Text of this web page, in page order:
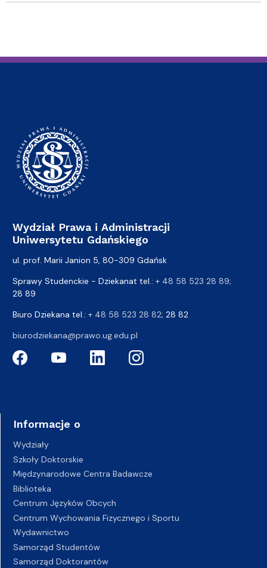
Wydział Prawa i Administracji
Uniwersytetu Gdańskiego
ul. prof. Marii Janion 5, 80-309 Gdańsk
Sprawy Studenckie - Dziekanat tel.: + 48 58 523 28 89;
28 89
Biuro Dziekana tel.: + 48 58 523 28 82; 28 82
biurodziekana@prawo.ug.edu.pl
Informacje o
Wydziały
Szkoły Doktorskie
Międzynarodowe Centra Badawcze
Biblioteka
Centrum Języków Obcych
Centrum Wychowania Fizycznego i Sportu
Wydawnictwo
Samorząd Studentów
Samorząd Doktorantów